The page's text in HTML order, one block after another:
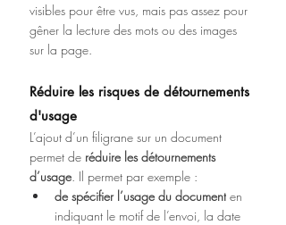
visibles pour être vus, mais pas assez pour
gêner la lecture des mots ou des images
sur la page.
Réduire les risques de détournements
d'usage
L’ajout d’un filigrane sur un document
permet de réduire les détournements
d’usage . Il permet par exemple :
de spécifier l’usage du document en
indiquant le motif de l’envoi, la date